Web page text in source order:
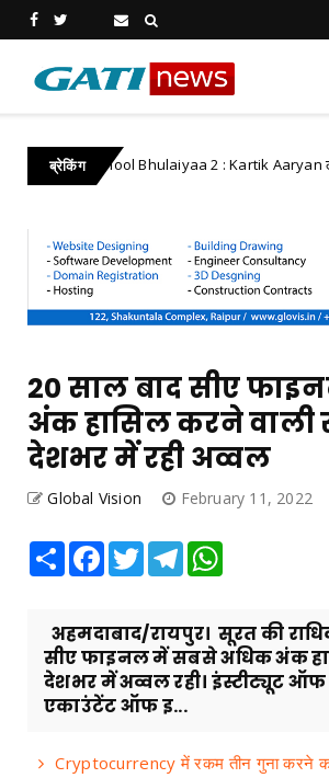
ब्रेकिंग
Bhool Bhulaiyaa 2 : Kartik Aaryan ले आए
20 साल बाद सीए
अंक हासिल करने वाली
देशभर में रही अव्वल
Global Vision February 11, 2022
Share Facebook
TwitterTelegram
अहमदाबाद/रायपुर। सूरत की
सीए फाइनल में सबसे अधिक अंक
देशभर में अव्वल रही। इंस्टीट्यूट ऑफ
एकाउंटेंट ऑफ इ...
Cryptocurrency में रकम तीन गुना करने का